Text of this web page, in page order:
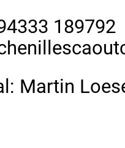
189792
Martin